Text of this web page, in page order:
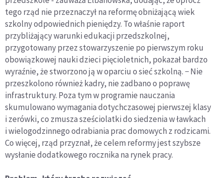
tego rząd nie przeznaczył na reformę obniżającą wiek
szkolny odpowiednich pieniędzy. To właśnie raport
przybliżający warunki edukacji przedszkolnej,
przygotowany przez stowarzyszenie po pierwszym roku
obowiązkowej nauki dzieci pięcioletnich, pokazał bardzo
wyraźnie, że stworzono ją w oparciu o sieć szkolną. − Nie
przeszkolono również kadry, nie zadbano o poprawę
infrastruktury. Poza tym w programie nauczania
skumulowano wymagania dotychczasowej pierwszej klasy
i zerówki, co zmusza sześciolatki do siedzenia w ławkach
i wielogodzinnego odrabiania prac domowych z rodzicami.
Co więcej, rząd przyznał, że celem reformy jest szybsze
wysłanie dodatkowego rocznika na rynek pracy.